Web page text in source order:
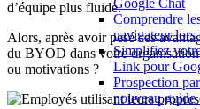
Google Chat
Comprendre
navigateur lors
Simplifiez
Link pour
Prospection
nouveau
d’équipe plus fluide.
Alors, après avoir pesé ces
du BYOD dans votre
ou motivations ?